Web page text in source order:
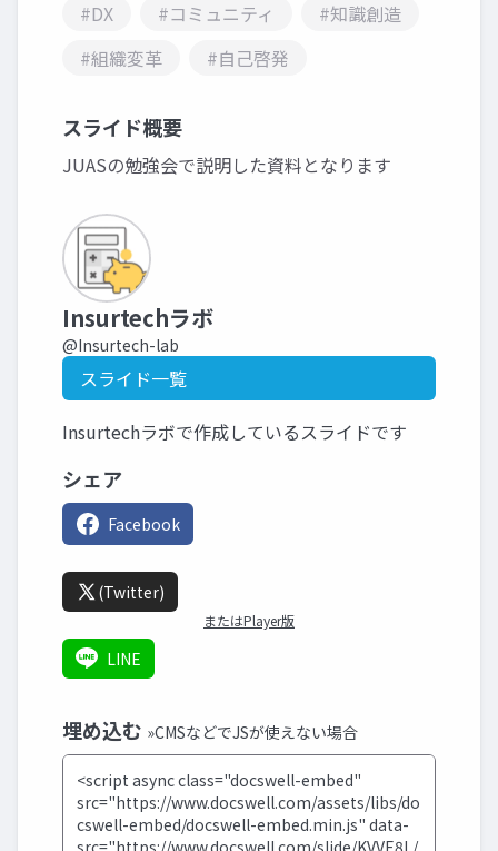
#DX #コミュニティ
#知識創造
#組織変革
#自己啓発
スライド概要
JUASの勉強会で説明した資料となります
Insurtechラボ
@Insurtech-lab
スライド一覧
Insurtechラボで作成しているスライドです
シェア
Facebook
(Twitter)
またはPlayer版
LINE
埋め込む »CMSなどでJSが使えない場合